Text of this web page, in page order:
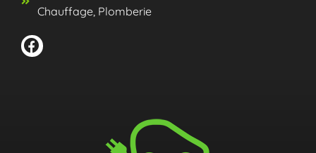
Chauffage, Plomberie